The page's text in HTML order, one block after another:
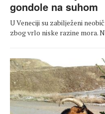
gondole na suhom
U Veneciji su zabilježeni
zbog vrlo niske razine mora.